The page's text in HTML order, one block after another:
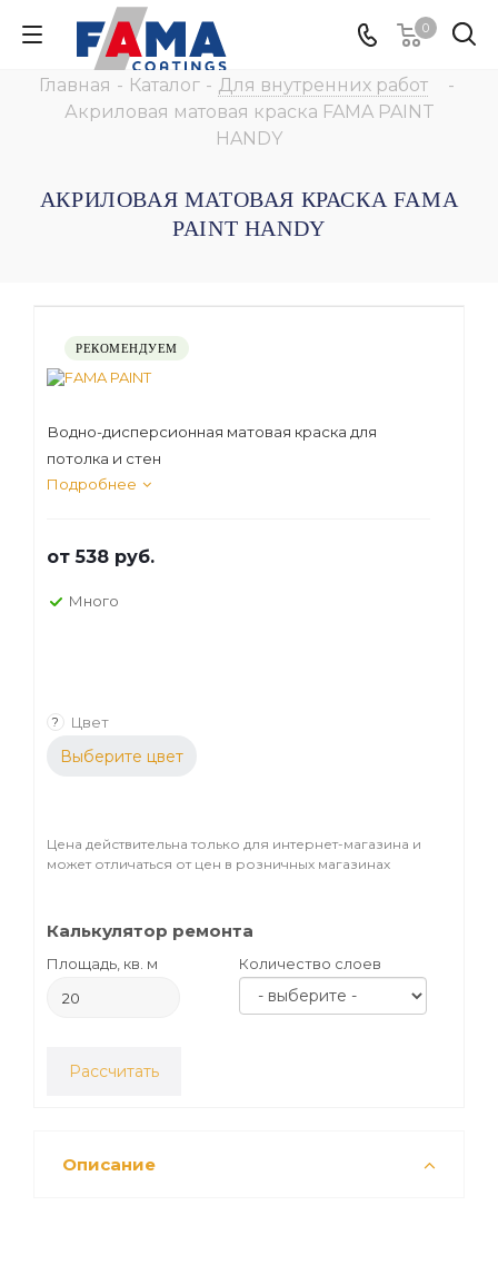
0
Главная - Каталог - Для внутренних работ
-
Акриловая матовая краска FAMA PAINT
HANDY
АКРИЛОВАЯ МАТОВАЯ КРАСКА FAMA
PAINT HANDY
РЕКОМЕНДУЕМ
Водно-дисперсионная матовая краска для
потолка и стен
Подробнее
от538 руб.
Много
? Цвет
Выберите цвет
Цена действительна только для интернет-магазина и
может отличаться от цен в розничных магазинах
Калькулятор ремонта
Площадь, кв. м Количество слоев
Рассчитать
Описание